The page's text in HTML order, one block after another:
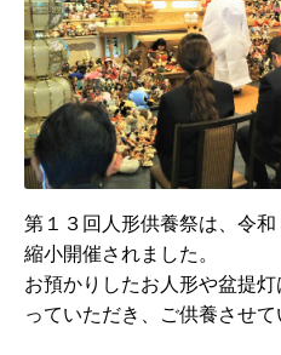
第１３回人形供養祭は、令
縮小開催されました。
お預かりしたお人形や盆提
っていただき、ご供養させて